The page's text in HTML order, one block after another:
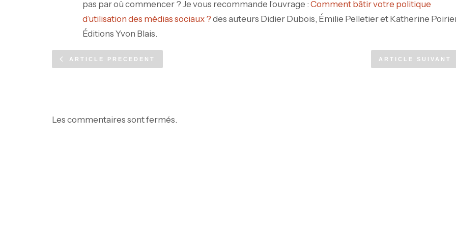
pas par où commencer ? Je vous recommande l’ouvrage : Comment bâtir votre politique
d’utilisation des médias sociaux ? des auteurs Didier Dubois, Émilie Pelletier et Katherine
Éditions Yvon Blais.
ARTICLE PRECEDENT ARTICLE SUIVANT
Les commentaires sont fermés.